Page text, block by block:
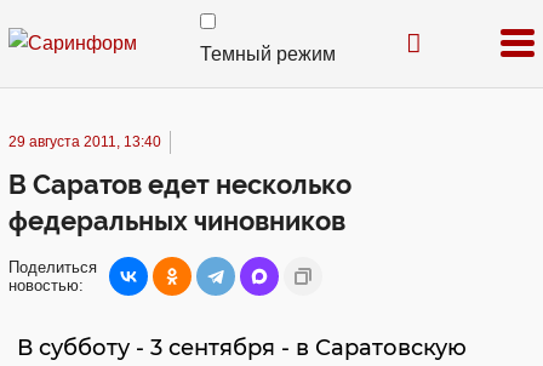
Темный режим
29 августа 2011, 13:40
В Саратов едет несколько
федеральных чиновников
Поделиться
новостью:
В субботу - 3 сентября - в Саратовскую